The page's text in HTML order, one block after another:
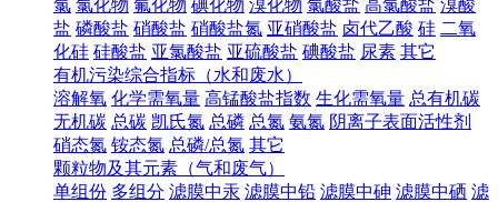
氯 氯化物 氟化物 碘化物 溴化物 氯酸盐 高氯酸盐 溴酸
盐 磷酸盐 硝酸盐 硝酸盐氮 亚硝酸盐 卤代乙酸 硅 二氧
化硅 硅酸盐 亚氯酸盐 亚硫酸盐 碘酸盐 尿素 其它
有机污染综合指标（水和废水）
溶解氧 化学需氧量 高锰酸盐指数 生化需氧量 总有机碳
无机碳 总碳 凯氏氮 总磷 总氮 氨氮 阴离子表面活性剂
硝态氮 铵态氮 总磷/总氮 其它
颗粒物及其元素（气和废气）
单组份 多组分 滤膜中汞 滤膜中铅 滤膜中砷 滤膜中硒 滤